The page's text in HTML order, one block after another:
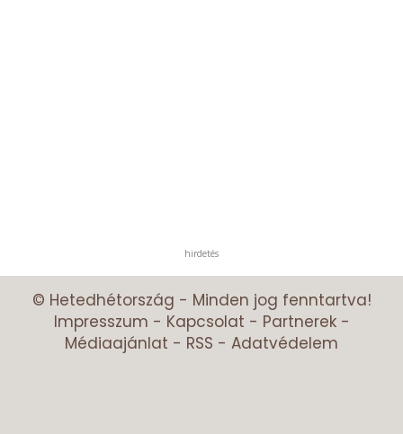
hirdetés
© Hetedhétország - Minden jog fenntartva!
Impresszum - Kapcsolat - Partnerek-
Médiaajánlat - RSS - Adatvédelem